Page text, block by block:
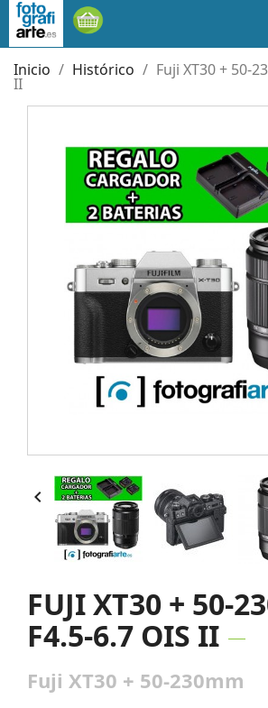
Inicio Histórico Fuji XT30 + 50-
II

FUJI XT30 + 50-
F4.5-6.7 OIS II
Fuji XT30 + 50-230mm